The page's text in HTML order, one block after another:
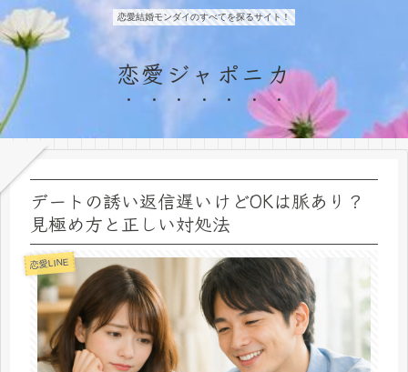
恋愛結婚モンダイのすべてを探るサイト！
恋愛ジャポニカ
デートの誘い返信遅いけどOKは脈あり？
見極め方と正しい対処法
恋愛LINE